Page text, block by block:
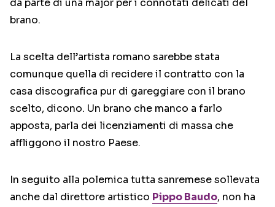
da parte di una major per i connotati delicati del
brano.
La scelta dell’artista romano sarebbe stata
comunque quella di recidere il contratto con la
casa discografica pur di gareggiare con il brano
scelto, dicono. Un brano che manco a farlo
apposta, parla dei licenziamenti di massa che
affliggono il nostro Paese.
In seguito alla polemica tutta sanremese sollevata
anche dal direttore artistico Pippo Baudo, non ha